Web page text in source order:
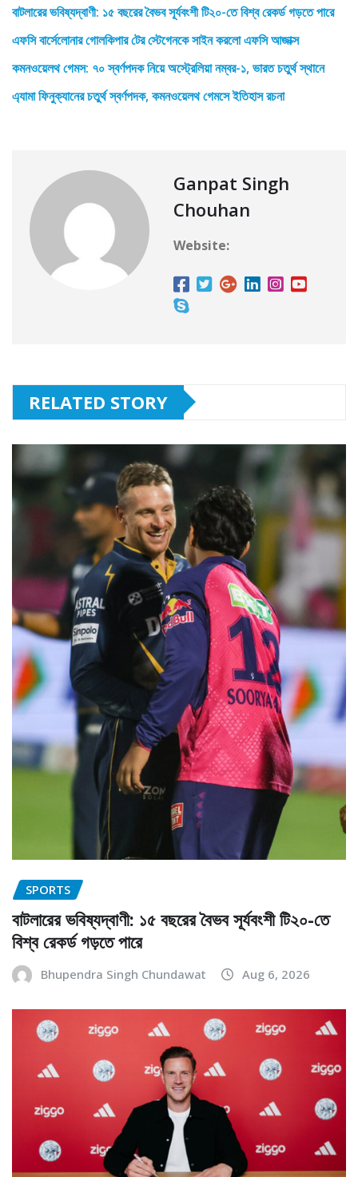
বাটলারের ভবিষ্যদ্বাণী: ১৫ বছরের বৈভব সূর্যবংশী টি২০-তে বিশ্ব রেকর্ড গড়তে পারে
এফসি বার্সেলোনার গোলকিপার টের স্টেগেনকে সাইন করলো এফসি আজাক্স
কমনওয়েলথ গেমস: ৭০ স্বর্ণপদক নিয়ে অস্ট্রেলিয়া নম্বর-১, ভারত চতুর্থ স্থানে
এ্যামা ফিনুক্যানের চতুর্থ স্বর্ণপদক, কমনওয়েলথ গেমসে ইতিহাস রচনা
Ganpat Singh
Chouhan
Website:
RELATED STORY
SPORTS
বাটলারের ভবিষ্যদ্বাণী: ১৫ বছরের বৈভব সূর্যবংশী টি২০-তে
বিশ্ব রেকর্ড গড়তে পারে
Bhupendra Singh Chundawat Aug 6, 2026